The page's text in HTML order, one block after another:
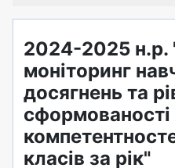
2024-2025 н.р.
моніторинг
досягнень та
класів за рік"